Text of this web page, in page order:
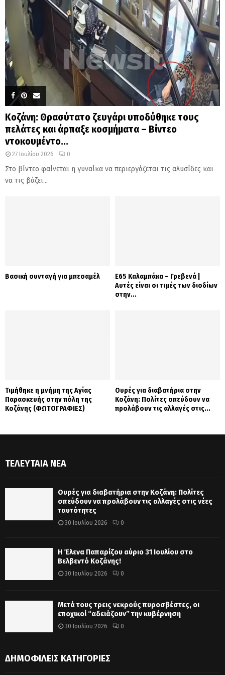
Κοζάνη: Θρασύτατο ζευγάρι υποδύθηκε τους
πελάτες και άρπαξε κοσμήματα – Βίντεο
ντοκουμέντο...
27 Ιουλίου 2026 0
Στο βίντεο φαίνεται η γυναίκα να περιεργάζεται τις αλυσίδες και
να τις βάζει...
Βασική συνταγή για μπεσαμέλ
Ε65 Καλαμπάκα – Γρεβενά |
Αυτές είναι οι τιμές των διοδίων
στην...
Τιμήθηκε η μνήμη της Αγίας
Παρασκευής στην πόλη της
Κοζάνης (ΦΩΤΟΓΡΑΦΙΕΣ)
Ουρές για διαβατήρια στην
Κοζάνη: Πολίτες σπεύδουν να
προλάβουν τις αλλαγές στις...
ΤΕΛΕΥΤΑΊΑ ΝΈΑ
Ουρές για διαβατήρια στην Κοζάνη: Πολίτες
σπεύδουν να προλάβουν τις αλλαγές στις νέες
ταυτότητες
30 Ιουλίου 2026 0
Η Έλενα Παπαρίζου αύριο 31 Ιουλίου στο
Βελβεντό Κοζάνης!
30 Ιουλίου 2026 0
Μετά τους τρεις νεκρούς πυροσβέστες, οι
εποχικοί “αδειάζουν” την κυβέρνηση
30 Ιουλίου 2026 0
ΔΗΜΟΦΙΛΕΊΣ ΚΑΤΗΓΟΡΊΕΣ